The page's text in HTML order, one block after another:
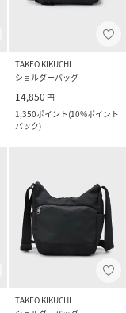
TAKEO KIKUCHI
ショルダーバッグ
14,850 円
1,350ポイント(10%ポイント
バック)
TAKEO KIKUCHI